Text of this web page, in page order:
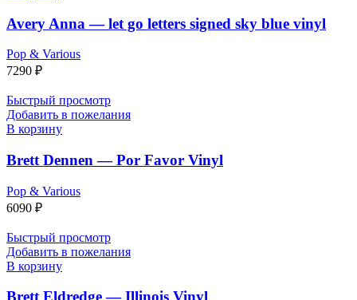
Avery Anna — let go letters signed sky blue vinyl
Pop & Various
7290 ₽
Быстрый просмотр
Добавить в пожелания
В корзину
Brett Dennen — Por Favor Vinyl
Pop & Various
6090 ₽
Быстрый просмотр
Добавить в пожелания
В корзину